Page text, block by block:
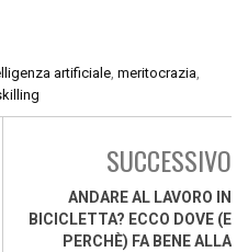
artificiale, meritocrazia,
SUCCESSIVO
ANDARE AL LAVORO IN
BICICLETTA? ECCO DOVE (E
PERCHÈ) FA BENE ALLA